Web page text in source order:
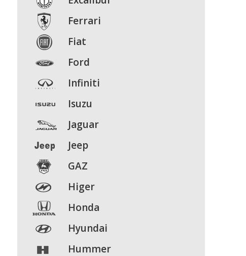
Ferrari
Fiat
Ford
Infiniti
Isuzu
Jaguar
Jeep
GAZ
Higer
Honda
Hyundai
Hummer